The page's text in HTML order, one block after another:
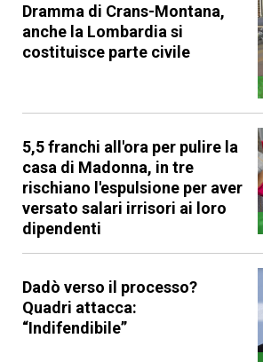
Dramma di Crans-Montana,
anche la Lombardia si
costituisce parte civile
5,5 franchi all'ora per pulire la
casa di Madonna, in tre
rischiano l'espulsione per aver
versato salari irrisori ai loro
dipendenti
Dadò verso il processo?
Quadri attacca:
“Indifendibile”